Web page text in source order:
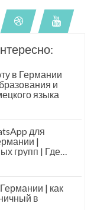
в Германии
и
языка
для
|
групп | Где
| как
в